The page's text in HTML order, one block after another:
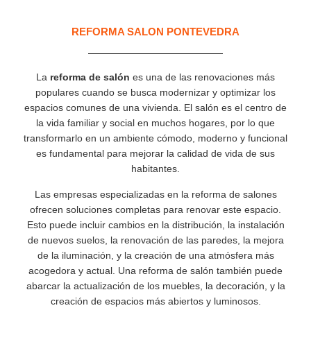
REFORMA SALON PONTEVEDRA
La reforma de salón es una de las renovaciones más
populares cuando se busca modernizar y optimizar los
espacios comunes de una vivienda. El salón es el centro de
la vida familiar y social en muchos hogares, por lo que
transformarlo en un ambiente cómodo, moderno y funcional
es fundamental para mejorar la calidad de vida de sus
habitantes.
Las empresas especializadas en la reforma de salones
ofrecen soluciones completas para renovar este espacio.
Esto puede incluir cambios en la distribución, la instalación
de nuevos suelos, la renovación de las paredes, la mejora
de la iluminación, y la creación de una atmósfera más
acogedora y actual. Una reforma de salón también puede
abarcar la actualización de los muebles, la decoración, y la
creación de espacios más abiertos y luminosos.